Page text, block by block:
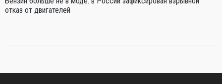
отказ от двигателей